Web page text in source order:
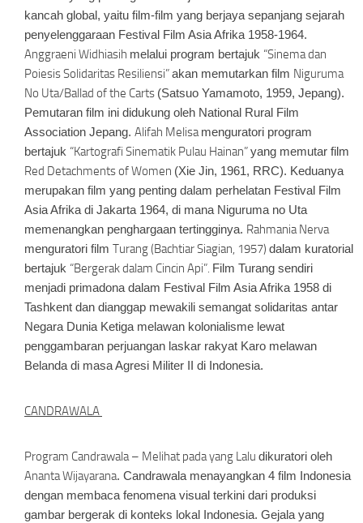
kancah global, yaitu film-film yang berjaya sepanjang sejarah
penyelenggaraan Festival Film Asia Afrika 1958-1964.
Anggraeni Widhiasih melalui program bertajuk “Sinema dan
Poiesis Solidaritas Resiliensi”akan memutarkan film Niguruma
No Uta/Ballad of the Carts (Satsuo Yamamoto, 1959, Jepang).
Pemutaran film ini didukung oleh National Rural Film
Association Jepang. Alifah Melisamenguratori program
bertajuk “Kartografi Sinematik Pulau Hainan”yang memutar film
Red Detachments of Women (Xie Jin, 1961, RRC). Keduanya
merupakan film yang penting dalam perhelatan Festival Film
Asia Afrika di Jakarta 1964, di mana Niguruma no Uta
memenangkan penghargaan tertingginya. Rahmania Nerva
menguratori film Turang (Bachtiar Siagian, 1957) dalam kuratorial
bertajuk “Bergerak dalam Cincin Api”. Film Turang sendiri
menjadi primadona dalam Festival Film Asia Afrika 1958 di
Tashkent dan dianggap mewakili semangat solidaritas antar
Negara Dunia Ketiga melawan kolonialisme lewat
penggambaran perjuangan laskar rakyat Karo melawan
Belanda di masa Agresi Militer II di Indonesia.
CANDRAWALA
Program Candrawala – Melihat pada yang Lalu dikuratori oleh
Ananta Wijayarana. Candrawala menayangkan 4 film Indonesia
dengan membaca fenomena visual terkini dari produksi
gambar bergerak di konteks lokal Indonesia. Gejala yang